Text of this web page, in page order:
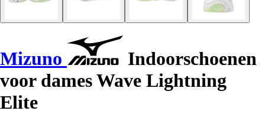
Mizuno
Indoorschoenen
voor dames Wave Lightning
Elite